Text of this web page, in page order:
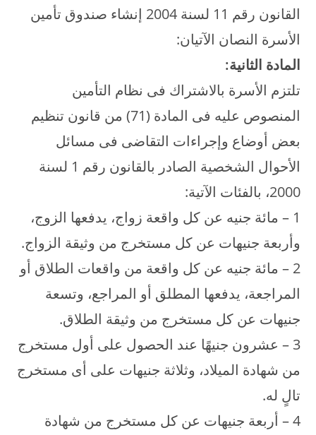
القانون رقم 11 لسنة 2004 إنشاء صندوق تأمين
الأسرة النصان الآتيان:
المادة الثانية:
تلتزم الأسرة بالاشتراك فى نظام التأمين
المنصوص عليه فى المادة (71) من قانون تنظيم
بعض أوضاع وإجراءات التقاضى فى مسائل
الأحوال الشخصية الصادر بالقانون رقم 1 لسنة
2000، بالفئات الآتية:
1 – مائة جنيه عن كل واقعة زواج، يدفعها الزوج،
وأربعة جنيهات عن كل مستخرج من وثيقة الزواج.
2 – مائة جنيه عن كل واقعة من واقعات الطلاق أو
المراجعة، يدفعها المطلق أو المراجع، وتسعة
جنيهات عن كل مستخرج من وثيقة الطلاق.
3 – عشرون جنيهًا عند الحصول على أول مستخرج
من شهادة الميلاد، وثلاثة جنيهات على أى مستخرج
تالٍ له.
4 – أربعة جنيهات عن كل مستخرج من شهادة